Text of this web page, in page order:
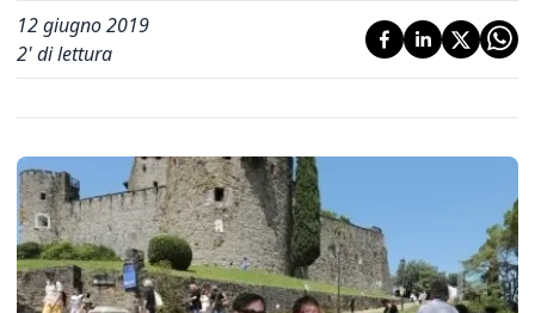
12 giugno 2019
2' di lettura